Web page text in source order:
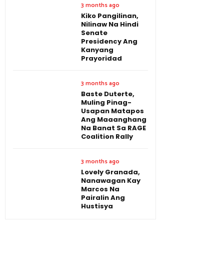
3 months ago
Kiko Pangilinan,
Nilinaw Na Hindi
Senate
Presidency Ang
Kanyang
Prayoridad
3 months ago
Baste Duterte,
Muling Pinag-
Usapan Matapos
Ang Maaanghang
Na Banat Sa RAGE
Coalition Rally
3 months ago
Lovely Granada,
Nanawagan Kay
Marcos Na
Pairalin Ang
Hustisya